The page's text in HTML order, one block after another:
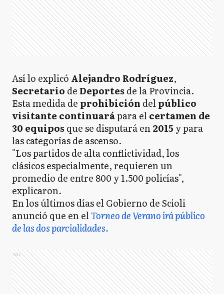
Así lo explicó Alejandro Rodríguez,
Secretario deDeportes de la Provincia.
Esta medida de prohibición delpúblico
visitante continuarápara elcertamen de
30 equipos que se disputará en2015 y para
las categorías de ascenso.
"Los partidos de alta conflictividad, los
clásicos especialmente, requieren un
promedio de entre 800 y 1.500 policías",
explicaron.
En los últimos días el Gobierno de Scioli
anunció que en elTorneo de Verano irá público
de las dos parcialidades.
Ads